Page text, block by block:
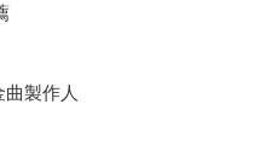
製作人